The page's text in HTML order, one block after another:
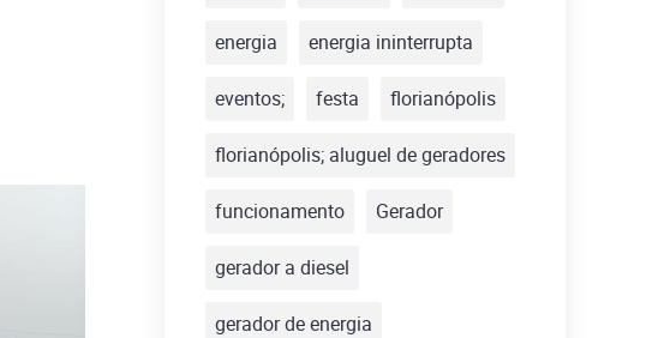
energia energia ininterrupta
eventos; festa florianópolis
florianópolis; aluguel de geradores
funcionamento Gerador
gerador a diesel
gerador de energia